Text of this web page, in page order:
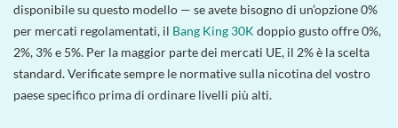
disponibile su questo modello — se avete bisogno di un’opzione 0%
per mercati regolamentati, il Bang King 30K doppio gusto offre 0%,
2%, 3% e 5%. Per la maggior parte dei mercati UE, il 2% è la scelta
standard. Verificate sempre le normative sulla nicotina del vostro
paese specifico prima di ordinare livelli più alti.